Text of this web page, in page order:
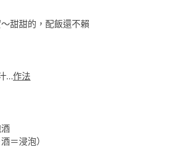
甜甜的，配飯還不賴
…作法
＝浸泡）